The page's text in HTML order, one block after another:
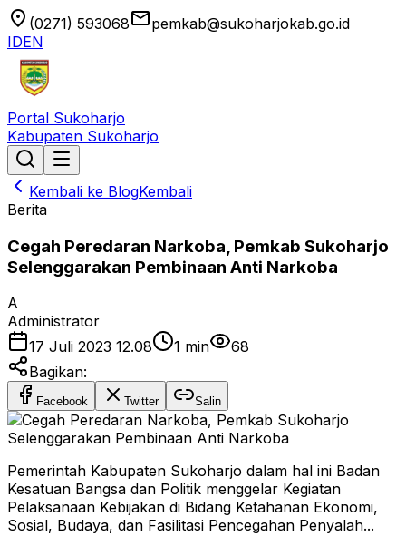
location_on (0271) 593068emailpemkab@sukoharjokab.go.id
IDEN
Portal Sukoharjo
Kabupaten Sukoharjo
Kembali ke BlogKembali
Berita
Cegah Peredaran Narkoba, Pemkab Sukoharjo
Selenggarakan Pembinaan Anti Narkoba
A
Administrator
17 Juli 2023 12.08
1 min
68
Bagikan:
Facebook Twitter Salin
Pemerintah Kabupaten Sukoharjo dalam hal ini Badan
Kesatuan Bangsa dan Politik menggelar Kegiatan
Pelaksanaan Kebijakan di Bidang Ketahanan Ekonomi,
Sosial, Budaya, dan Fasilitasi Pencegahan Penyalah...